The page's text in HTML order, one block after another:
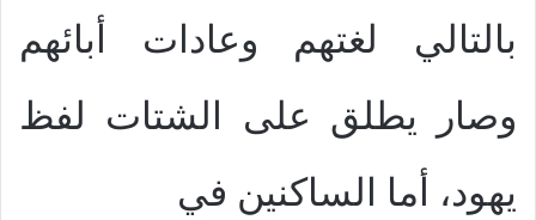
بالتالي لغتهم وعادات أبائهم
وصار يطلق على الشتات لفظ
يهود، أما الساكنين في